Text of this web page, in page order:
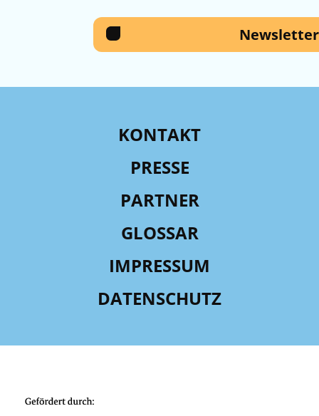
Newsletter
KONTAKT
PRESSE
PARTNER
GLOSSAR
IMPRESSUM
DATENSCHUTZ